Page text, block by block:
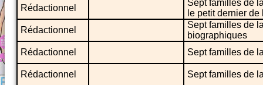
Rédactionnel
Sept familles de
le petit dernier de
Rédactionnel
Sept familles de
biographiques
Rédactionnel
Sept familles de
Rédactionnel Sept familles de